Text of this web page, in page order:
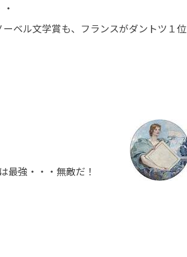
ル文学賞も、フランスがダントツ１位
は最強・・・無敵だ！